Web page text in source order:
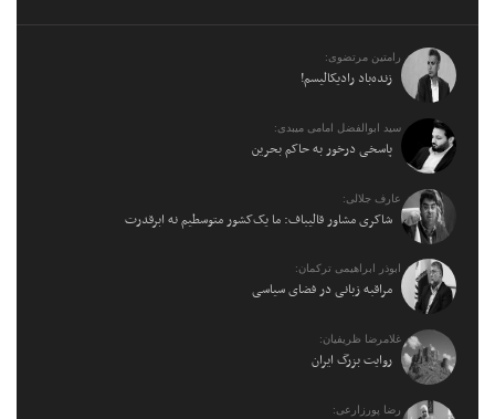
رامتین مرتضوی:
زنده‌باد رادیکالیسم!
سید ابوالفضل امامی میبدی:
پاسخی درخور به حاکم بحرین
عارف جلالی:
شاکری مشاور قالیباف: ما یک‌کشور متوسطیم نه ابرقدرت
ابوذر ابراهیمی ترکمان:
مراقبه زبانی در فضای سیاسی
غلامرضا ظریفیان:
روایت بزرگ ایران
رضا پورزارعی: